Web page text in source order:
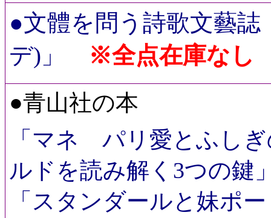
●文體を問う詩歌文藝
デ)」
※全点在庫なし
●青山社の本
「マネ パリ愛とふし
ルドを読み解く3つの鍵
「スタンダールと妹ポ